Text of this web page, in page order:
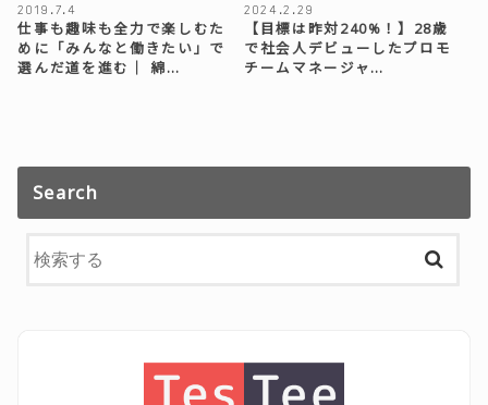
2019.7.4
仕事も趣味も全力で楽しむた
めに「みんなと働きたい」で
選んだ道を進む｜ 綿…
2024.2.29
【目標は昨対240%！】28歳
で社会人デビューしたプロモ
チームマネージャ…
Search